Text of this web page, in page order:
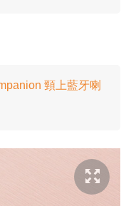
頸上藍牙喇